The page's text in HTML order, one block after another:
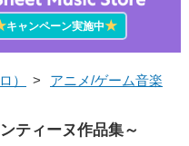
キャンペーン実施中★
） > アニメ/ゲーム音楽
ティーヌ作品集～